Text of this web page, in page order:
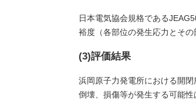
日本電気協会規格である
裕度（各部位の発生応力とそ
(3)評価結果
浜岡原子力発電所における開
倒壊、損傷等が発生する可能性